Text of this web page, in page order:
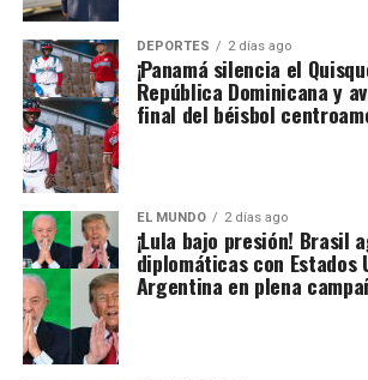
DEPORTES 2 días ago
¡Panamá silencia el
República Dominicana y
final del béisbol
EL MUNDO 2 días ago
¡Lula bajo presión! Brasil
diplomáticas con Estados
Argentina en plena